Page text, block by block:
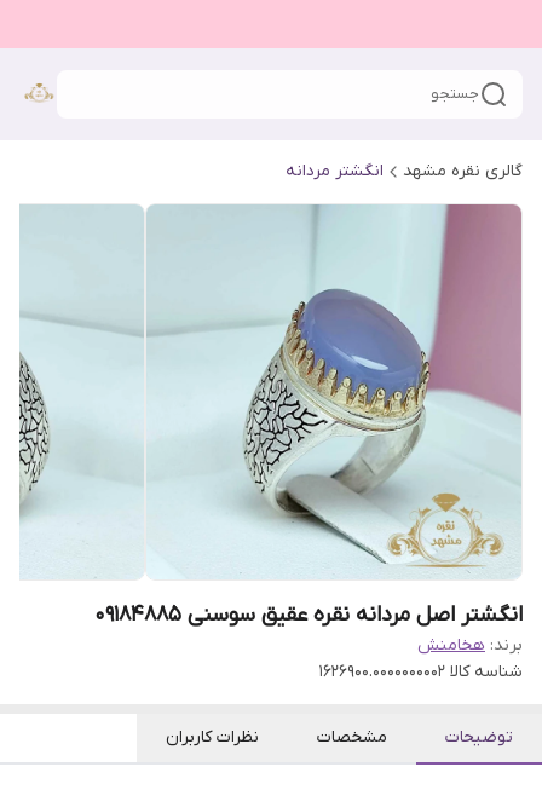
جستجو
گالری نقره مشهد انگشتر مردانه
انگشتر اصل مردانه نقره عقیق سوسنی ۰۹۱۸۴۸۸۵
برند: هخامنش
شناسه کالا 1626900.0000000002
توضیحات مشخصات نظرات کاربران